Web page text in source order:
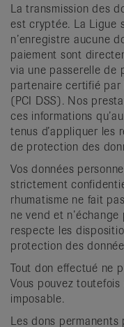
La transmission des
est cryptée. La Ligue
n’enregistre aucune
paiement sont
via une passerelle de
partenaire certifié
(PCI DSS). Nos
ces informations
tenus d’appliquer les
de protection des
Vos données
strictement
rhumatisme ne fait
ne vend et
respecte les
protection des
Tout don effectué ne
Vous pouvez
imposable.
Les dons